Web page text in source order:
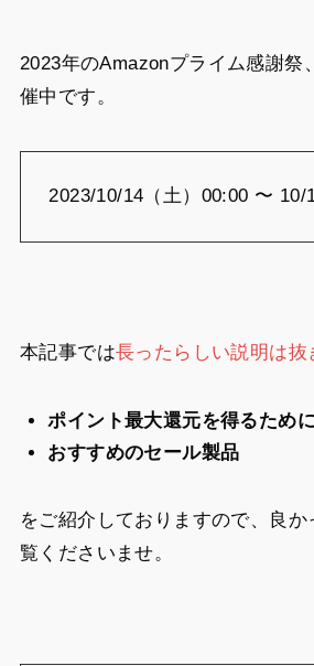
2023年のAmazonプライム感謝祭
催中です。
2023/10/14（土）00:00 〜 10/
本記事では長ったらしい説明は抜
ポイント最大還元を得るため
おすすめのセール製品
をご紹介しておりますので、良
覧くださいませ。